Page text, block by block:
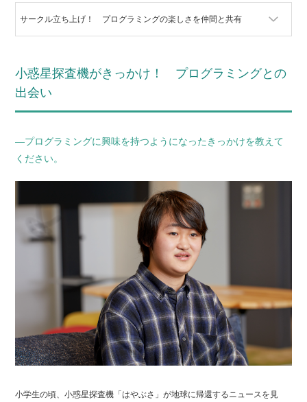
サークル立ち上げ！ プログラミングの楽しさを仲間と共有
小惑星探査機がきっかけ！ プログラミングとの
出会い
―プログラミングに興味を持つようになったきっかけを教えて
ください。
小学生の頃、小惑星探査機「はやぶさ」が地球に帰還するニュースを見